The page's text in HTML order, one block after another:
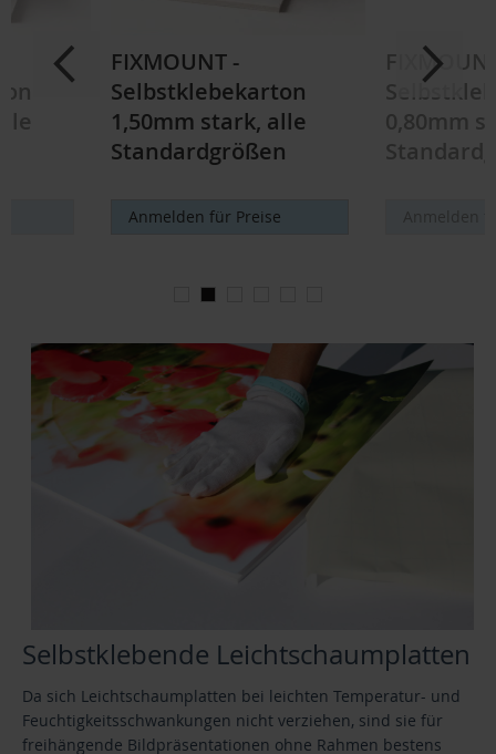
FIXMOUNT -
Selbstklebekarton
1,50mm stark, alle
Standardgrößen
Anmelden für Preise
0,80mm
Anmelden
Selbstklebende Leichtschaumplatten
Da sich Leichtschaumplatten bei leichten Temperatur- und
Feuchtigkeitsschwankungen nicht verziehen, sind sie für
freihängende Bildpräsentationen ohne Rahmen bestens